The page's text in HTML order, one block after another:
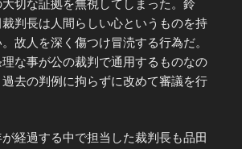
切な証拠を無視してしまった。鈴
判長は人間らしい心というものを持
故人を深く傷つけ冒涜する行為だ。
な事が公の裁判で通用するものなの
去の判例に拘らずに改めて審議を行
経過する中で担当した裁判長も品田